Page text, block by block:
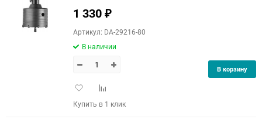
1 330 ₽
Артикул: DA-29216-80
В наличии
Добавить
избранное
Добавить
сравнению
В корзину
Купить в 1 клик